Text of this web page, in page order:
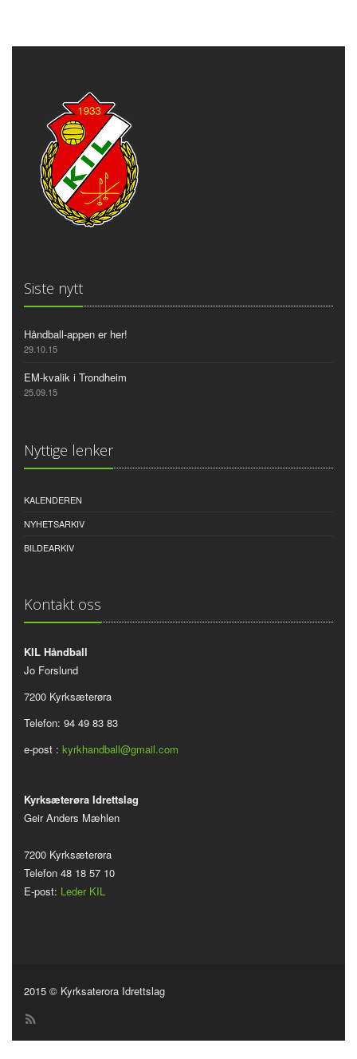
Siste nytt
Håndball-appen er her!
29.10.15
EM-kvalik i Trondheim
25.09.15
Nyttige lenker
KALENDEREN
NYHETSARKIV
BILDEARKIV
Kontakt oss
KIL Håndball
Jo Forslund
7200 Kyrksæterøra
Telefon: 94 49 83 83
e-post : kyrkhandball@gmail.com
Kyrksæterøra Idrettslag
Geir Anders Mæhlen
7200 Kyrksæterøra
Telefon 48 18 57 10
E-post: Leder KIL
2015 © Kyrksaterora Idrettslag